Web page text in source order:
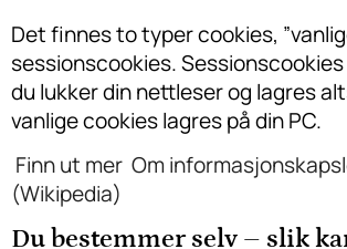
Det finnes to typer cookies,
sessionscookies.
du lukker din nettleser og lagres
vanlige cookies lagres på din PC.
Finn ut mer Om
(Wikipedia)
Du bestemmer selv – slik